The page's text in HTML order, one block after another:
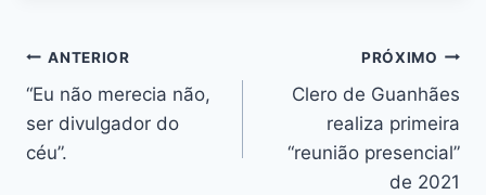
Navegação
de
Post
ANTERIOR
“Eu não merecia não,
ser divulgador do
céu”.
PRÓXIMO
Clero de Guanhães
realiza primeira
“reunião presencial”
de 2021